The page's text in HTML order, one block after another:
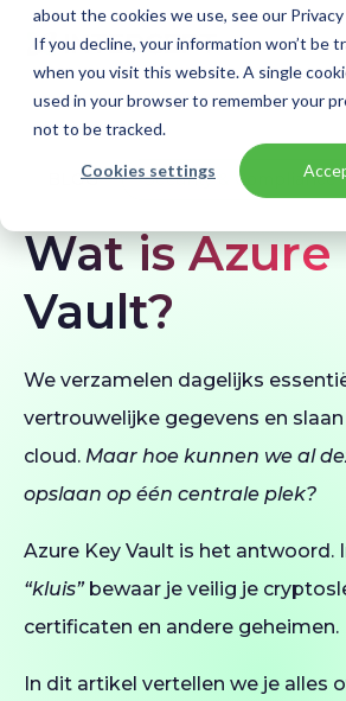
about the cookies we use, see our Privacy
If you decline, your information won’t be
when you visit this website. A single
used in your browser to remember your
not to be tracked.
Cookies settings
Home Blogs Azure Key Vault
BLOG Security & Compliance
Wat is Azure
Vault?
We verzamelen dagelijks
vertrouwelijke gegevens en
cloud. Maar hoe kunnen we al
opslaan op één centrale plek?
Azure Key Vault is het antwoord.
“kluis” bewaar je veilig je
certificaten en andere geheimen.
In dit artikel vertellen we je alles